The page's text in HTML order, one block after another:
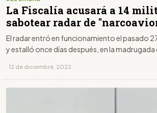
La Fiscalía acusará a 14
sabotear radar de
El radar entró en funcionamiento el pasado
y estalló once días después, en la madrugada
· 12 de diciembre, 2022